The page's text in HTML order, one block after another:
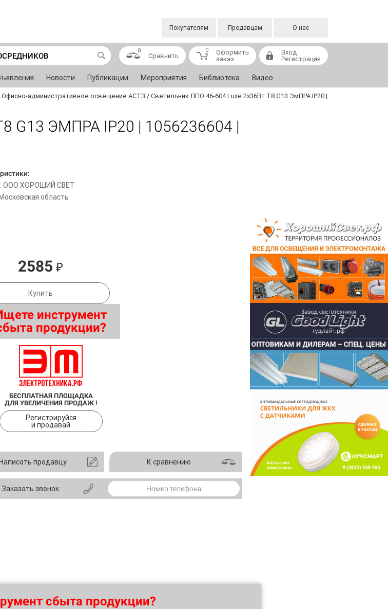
Покупателям Продавцам О нас
0
Сравнить
0
Оформить
заказ
Вход
Регистрация
Новости Публикации Мероприятия Библиотека Видео
Офисно-административное освещение АСТЗ / Светильник ЛПО 46-604 Luxe 2х36Вт Т8 G13 ЭмПРА IP20 |
G13 ЭМПРА IP20 | 1056236604 |
ООО ХОРОШИЙ СВЕТ
область
2585 ₽
Купить
инструмент
продукции?
БЕСПЛАТНАЯ ПЛОЩАДКА
ДЛЯ УВЕЛИЧЕНИЯ ПРОДАЖ !
Регистрируйся
и продавай
Написать продавцу К сравнению
Заказать звонок
сбыта продукции?